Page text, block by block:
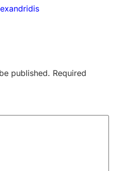
published. Required